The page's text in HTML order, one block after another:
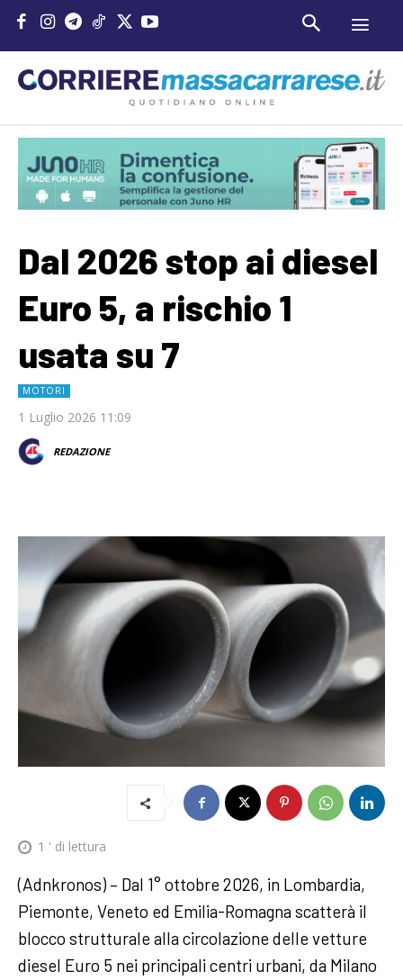
Dal 2026 stop ai diesel
Euro 5, a rischio 1
usata su 7
MOTORI
1 Luglio 2026 11:09
REDAZIONE
1 ' di lettura
(Adnkronos) – Dal 1° ottobre 2026, in Lombardia,
Piemonte, Veneto ed Emilia-Romagna scatterà il
blocco strutturale alla circolazione delle vetture
diesel Euro 5 nei principali centri urbani, da Milano